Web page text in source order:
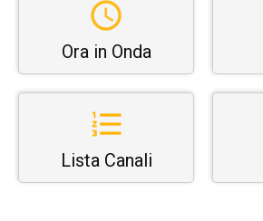
Ora in Onda
Lista Canali